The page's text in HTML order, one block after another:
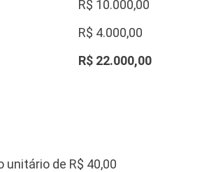
R$ 10.000,00
R$ 4.000,00
R$ 22.000,00
de R$ 40,00